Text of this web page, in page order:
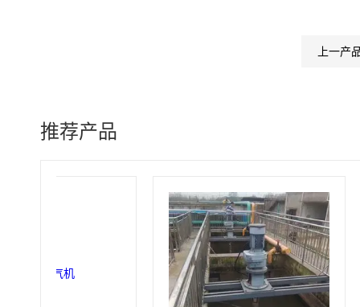
上一产
推荐产品